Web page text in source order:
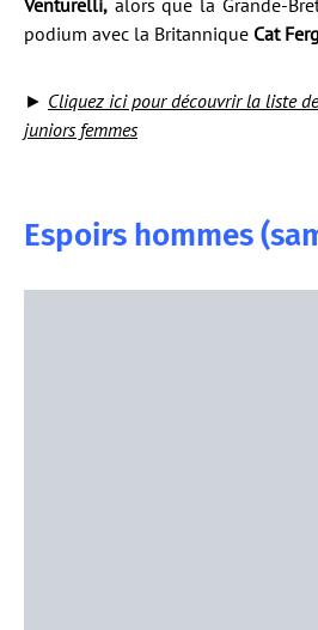
Venturelli, alors que la Grande-
podium avec la Britannique Cat
► Cliquez ici pour découvrir la liste
juniors femmes
Espoirs hommes